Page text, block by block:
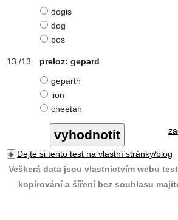
dogis
dog
pos
preloz: gepard
geparth
lion
cheetah
Dejte si tento test na vlastní stránky/blog
Veškerá data jsou vlastnictvím webu
kopírování a šíření bez souhlasu